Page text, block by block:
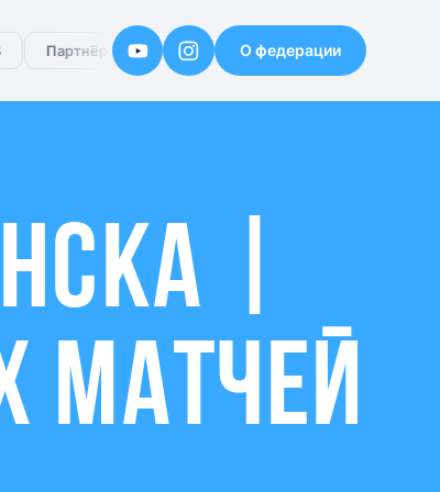
Партнёр 4 Партнёр 5 Партнёр 6
О федерации
|
МАТЧЕЙ